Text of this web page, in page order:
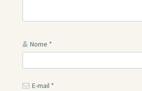
Nome *
E-mail *